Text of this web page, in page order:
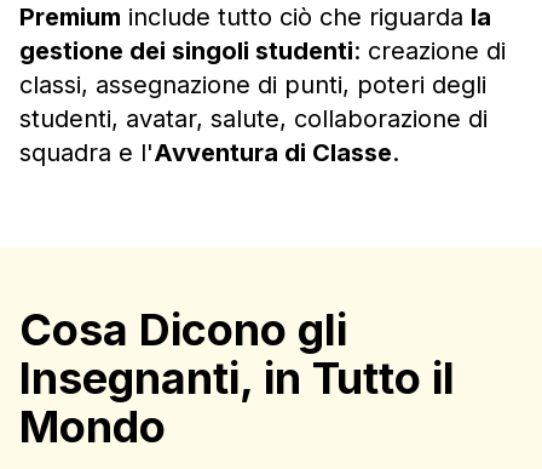
Premium include tutto ciò che riguarda la
gestione dei singoli studenti: creazione di
classi, assegnazione di punti, poteri degli
studenti, avatar, salute, collaborazione di
squadra e l'Avventura di Classe.
Cosa Dicono gli
Insegnanti, in Tutto il
Mondo